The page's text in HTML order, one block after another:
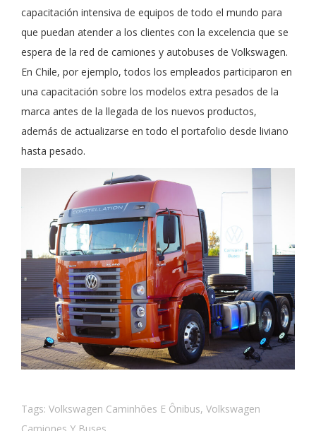
capacitación intensiva de equipos de todo el mundo para
que puedan atender a los clientes con la excelencia que se
espera de la red de camiones y autobuses de Volkswagen.
En Chile, por ejemplo, todos los empleados participaron en
una capacitación sobre los modelos extra pesados de la
marca antes de la llegada de los nuevos productos,
además de actualizarse en todo el portafolio desde liviano
hasta pesado.
Tags: Volkswagen Caminhões E Ônibus, Volkswagen